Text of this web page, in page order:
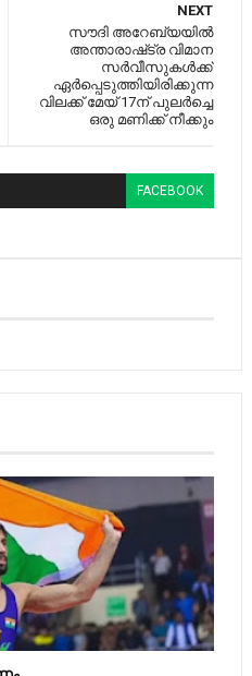
NEXT
സൗദി അറേബ്യയില്‍
അന്താരാഷ്‍ട്ര വിമാന
സര്‍വീസുകള്‍ക്ക്
ഏര്‍പ്പെടുത്തിയിരിക്കുന്ന
വിലക്ക് മേയ് 17ന് പുലര്‍ച്ചെ
ഒരു മണിക്ക് നീക്കും
FACEBOOK